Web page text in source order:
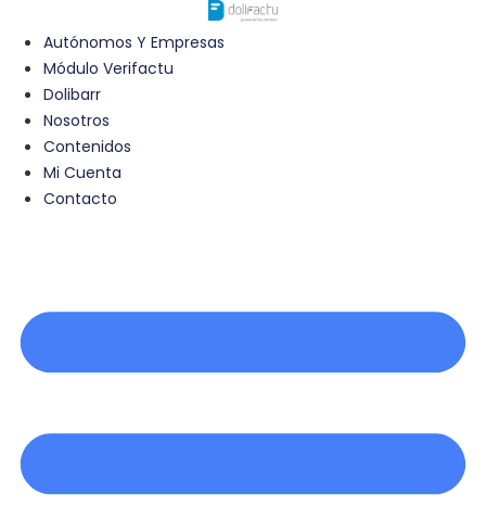
contenido
Autónomos Y Empresas
Módulo Verifactu
Dolibarr
Nosotros
Contenidos
Mi Cuenta
Contacto